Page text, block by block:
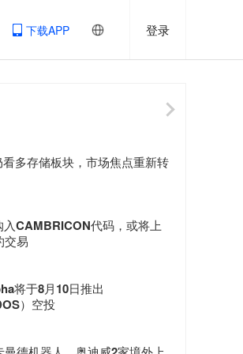
下载APP 登录
多存储板块，市场焦点重新转
CAMBRICON代码，或将上
交易
将于8月10日推出
）空投